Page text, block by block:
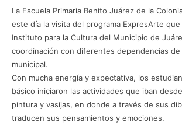
La Escuela Primaria Benito Juárez de la
este día la visita del programa ExpresArte
Instituto para la Cultura del Municipio de
coordinación con diferentes dependencias de
municipal.
Con mucha energía y expectativa, los
básico iniciaron las actividades que iban
pintura y vasijas, en donde a través de sus
traducen sus pensamientos y emociones.